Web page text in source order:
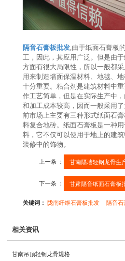
隔音石膏板批发,由于纸面石膏板
工，因此，其应用广泛。但是由
方面有很大局限性，所以一般都
用来制造墙面保温材料、地毯、
十分重要。粘合剂是建筑材料中
作工艺简单，但是在实际生产中
和加工成本较高，因而一般采用
前市场上主要有三种形式纸面石
料复合地砖。纸面石膏板是一种
料，它不仅可以使用于地上的建
装修中的饰物。
上一条 ： 甘南隔墙轻钢龙骨生
下一条 ： 甘肃隔音纸面石膏板
关键词：陇南纤维石膏板批发 隔音
相关资讯
甘南吊顶轻钢龙骨规格